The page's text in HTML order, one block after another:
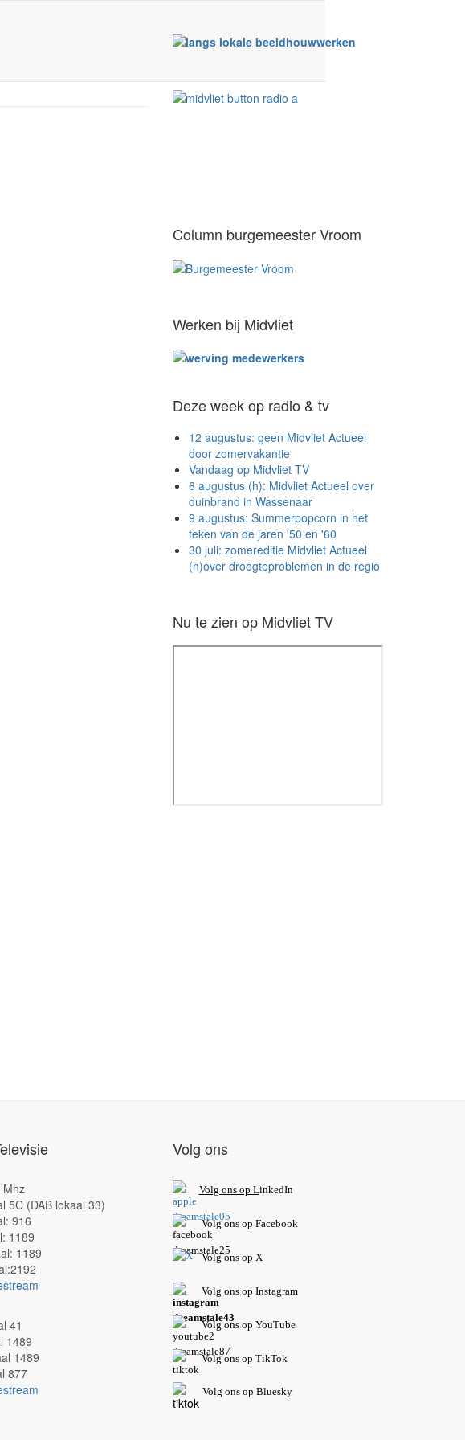
Column burgemeester Vroom
Werken bij Midvliet
Deze week op radio & tv
12 augustus: geen Midvliet Actueel
door zomervakantie
Vandaag op Midvliet TV
6 augustus (h): Midvliet Actueel over
duinbrand in Wassenaar
9 augustus: Summerpopcorn in het
teken van de jaren '50 en '60
30 juli: zomereditie Midvliet Actueel
(h)over droogteproblemen in de regio
Nu te zien op Midvliet TV
Mhz
5C (DAB lokaal 33)
916
1189
1189
41
1489
1489
877
Volg ons
Volg ons op LinkedIn
Volg ons op Facebook
Volg ons op X
Volg ons op Instagram
Volgons op YouTube
Volg ons op TikTok
Volg ons op Bluesky